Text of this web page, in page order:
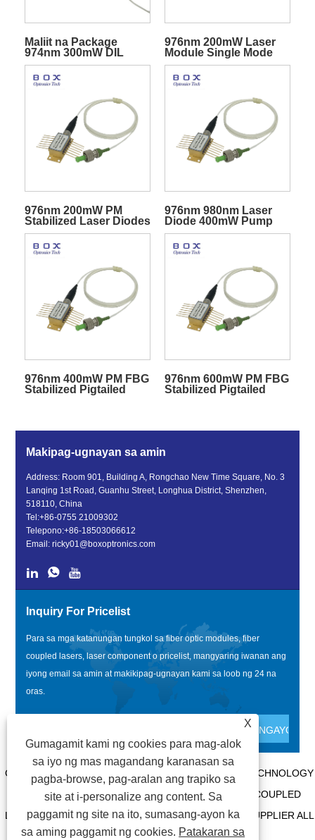
Maliit na Package
974nm 300mW DIL
Pump Laser Nang
walang TEC Cooler
976nm 200mW Laser
Module Single Mode
Pump Laser Diode
976nm 200mW PM
Stabilized Laser Diodes
Pigtailed Butterfly
Package
976nm 980nm Laser
Diode 400mW Pump
Fiber Coupled
976nm 400mW PM FBG
Stabilized Pigtailed
976nm 600mW PM FBG
Stabilized Pigtailed
Makipag-ugnayan sa amin
Address: Room 901, Building A, Rongchao New Time Square, No. 3
Lanqing 1st Road, Guanhu Street, Longhua District, Shenzhen,
518110, China
Tel:+86-0755 21009302
Telepono:+86-18503066612
Email:ricky01@boxoptronics.com
Inquiry For Pricelist
Para sa mga katanungan tungkol sa fiber optic modules, fiber
coupled lasers, laser component o pricelist, mangyaring iwanan ang
iyong email sa amin at makikipag-ugnayan kami sa loob ng 24 na
oras.
COPYRIGHT @ 2020 SHENZHEN BOX OPTRONICS TECHNOLOGY
CO., LTD. - CHINA FIBER OPTIC MODULES, FIBER COUPLED
LASERS MANUFACTURERS, LASER COMPONENTS SUPPLIER ALL
RIGHTS RESERVED.
X
Gumagamit kami ng cookies para mag-alok
sa iyo ng mas magandang karanasan sa
pagba-browse, pag-aralan ang trapiko sa
site at i-personalize ang content. Sa
paggamit ng site na ito, sumasang-ayon ka
sa aming paggamit ng cookies. Patakaran sa